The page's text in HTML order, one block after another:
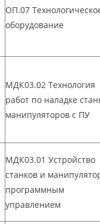
ОП.07
оборудование
МДК03.02 Технология
работ по наладке
манипуляторов с ПУ
МДК03.01 Устройство
станков и
программным
управлением